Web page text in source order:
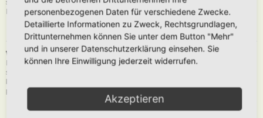
siehst du eine Schaltfläche in der Nähe des Beitrags, um diesen zu melden.
Du wirst dann durch die weiteren Schritte geführt.
Nach oben
Was bewirkt die „Speichern“-Schaltfläche beim Schreiben eines Beitrags?
Hiermit kannst du die geschriebene Entwürfe speichern und zu einem
späteren Zeitpunkt vervollständigen und absenden. Den gesicherten Beitrag
kannst du mit der Funktion „Gespeicherte Entwürfe verwalten“ in deinem
persönlichen Bereich erneut laden.
Nach oben
personenbezogenen Daten für verschiedene Zwecke.
Detaillierte Informationen zu Zweck, Rechtsgrundlagen,
Drittunternehmen können Sie unter dem Button "Mehr"
und in unserer Datenschutzerklärung einsehen. Sie
können Ihre Einwilligung jederzeit widerrufen.
Akzeptieren